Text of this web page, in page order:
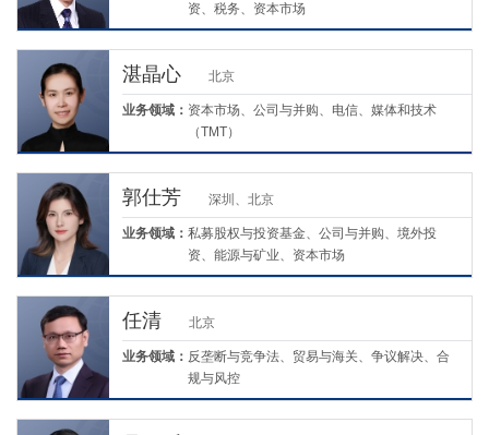
资、税务、资本市场
湛晶心 北京
业务领域： 资本市场、公司与并购、电信、媒体和技术
（TMT）
郭仕芳 深圳、北京
业务领域： 私募股权与投资基金、公司与并购、境外投
资、能源与矿业、资本市场
任清 北京
业务领域： 反垄断与竞争法、贸易与海关、争议解决、合
规与风控